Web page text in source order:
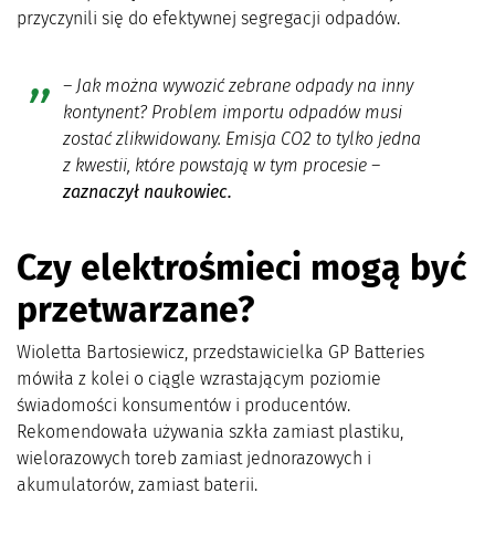
przyczynili się do efektywnej segregacji odpadów.
– Jak można wywozić zebrane odpady na inny
kontynent? Problem importu odpadów musi
zostać zlikwidowany. Emisja CO2 to tylko jedna
z kwestii, które powstają w tym procesie –
zaznaczył naukowiec.
Czy elektrośmieci mogą być
przetwarzane?
Wioletta Bartosiewicz, przedstawicielka GP Batteries
mówiła z kolei o ciągle wzrastającym poziomie
świadomości konsumentów i producentów.
Rekomendowała używania szkła zamiast plastiku,
wielorazowych toreb zamiast jednorazowych i
akumulatorów, zamiast baterii.